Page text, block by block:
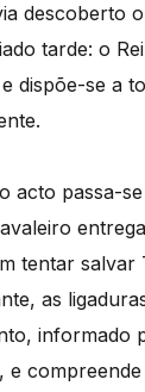
descoberto
tarde: o
dispõe-se a
acto passa-
tentar
as
informado
e